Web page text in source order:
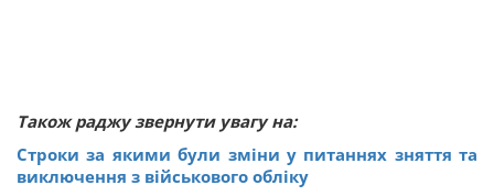
Також раджу звернути увагу на:
Строки за якими були зміни у питаннях зняття та
виключення з військового обліку